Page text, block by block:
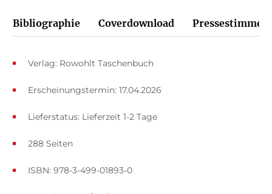
Bibliographie Coverdownload Pressestimmen
Verlag: Rowohlt Taschenbuch
Erscheinungstermin: 17.04.2026
Lieferstatus: Lieferzeit 1-2 Tage
ISBN: 978-3-499-01893-0
288 Seiten